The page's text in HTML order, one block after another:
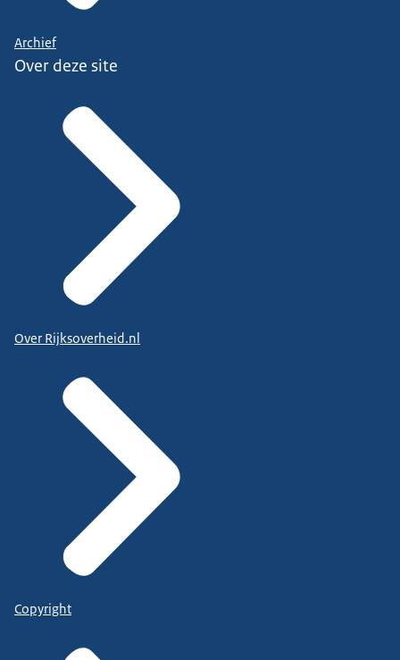
Archief
Over deze site
Over Rijksoverheid.nl
Copyright